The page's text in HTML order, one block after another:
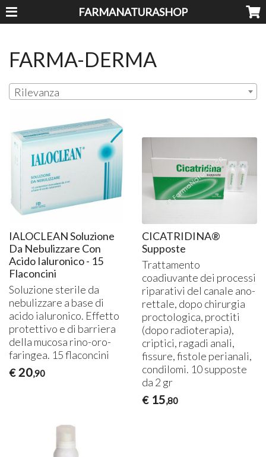
FARMANATURASHOP
FARMA-DERMA
Rilevanza
IALOCLEAN Soluzione
Da Nebulizzare Con
Acido Ialuronico - 15
Flaconcini
Soluzione sterile da
nebulizzare a base di
acido ialuronico. Effetto
protettivo e di barriera
della mucosa rino-oro-
faringea. 15 flaconcini
€ 20,90
CICATRIDINA®
Supposte
Trattamento
coadiuvante dei processi
riparativi del canale ano-
rettale, dopo chirurgia
proctologica, proctiti
(dopo radioterapia),
criptici, ragadi anali,
fissure, fistole perianali,
condilomi. 10 supposte
da 2 gr
€ 15,80